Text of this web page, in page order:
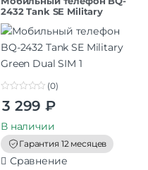
2432 Tank SE Military
Green Dual SIM
o
t
o
f
5
(0)
3 299 ₽
В наличии
Гарантия 12 месяцев
Сравнение